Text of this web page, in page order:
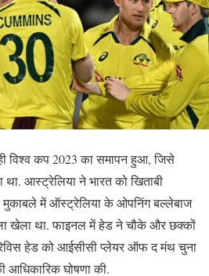
विश्व कप 2023 का समापन हुआ, जिसे
आस्ट्रेलिया ने भारत को खिताबी
मुकाबले में ऑस्ट्रेलिया के ओपनिंग बल्लेबाज
खेला था. फाइनल में हेड ने चौके और छक्कों
हेड को आईसीसी प्लेयर ऑफ द मंथ चुना
घोषणा की.